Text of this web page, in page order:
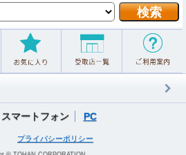
スマートフォン PC
プライバシーポリシー